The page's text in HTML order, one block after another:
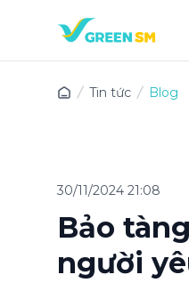
Tin tức Blog
30/11/2024 21:08
Bảo
người